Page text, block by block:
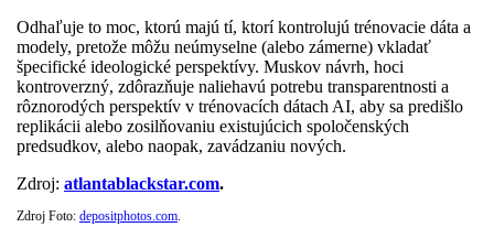
Odhaľuje to moc, ktorú majú tí, ktorí kontrolujú trénovacie dáta a
modely, pretože môžu neúmyselne (alebo zámerne) vkladať
špecifické ideologické perspektívy. Muskov návrh, hoci
kontroverzný, zdôrazňuje naliehavú potrebu transparentnosti a
rôznorodých perspektív v trénovacích dátach AI, aby sa predišlo
replikácii alebo zosilňovaniu existujúcich spoločenských
predsudkov, alebo naopak, zavádzaniu nových.
Zdroj: atlantablackstar.com.
Zdroj Foto: depositphotos.com.